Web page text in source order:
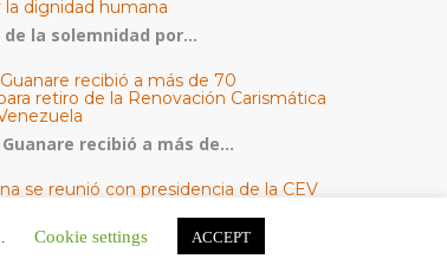
la dignidad humana
de la solemnidad por...
recibió a más de 70
retiro de la Renovación Carismática
recibió a más de...
se reunió con presidencia de la CEV
por terremotos del 24 de junio
encabezada por el padre Marco...
Cookie settings ACCEPT